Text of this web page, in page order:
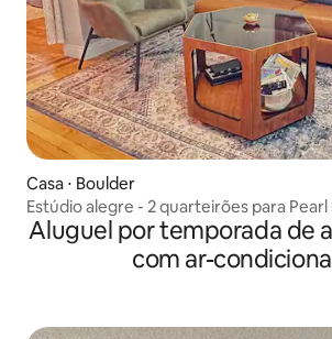
Casa ⋅ Boulder
Estúdio alegre - 2 quarteirões para
Aluguel por temporada de
com ar-